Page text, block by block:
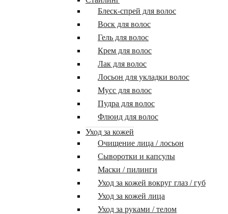
Блеск-спрей для волос
Воск для волос
Гель для волос
Крем для волос
Лак для волос
Лосьон для укладки волос
Мусс для волос
Пудра для волос
Флюид для волос
Уход за кожей
Очищение лица / лосьон
Сыворотки и капсулы
Маски / пилинги
Уход за кожей вокруг глаз / губ
Уход за кожей лица
Уход за руками / телом